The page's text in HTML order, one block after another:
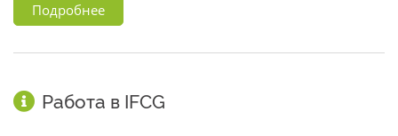
Подробнее
Работа в IFCG